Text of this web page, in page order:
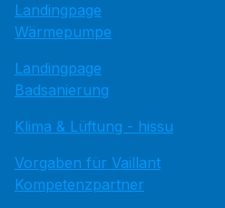
Landingpage
Wärmepumpe
Landingpage
Badsanierung
Klima & Lüftung - hissu
Vorgaben für Vaillant
Kompetenzpartner